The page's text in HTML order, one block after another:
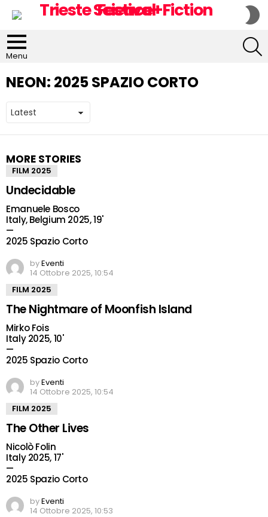
Menu
NEON: 2025 SPAZIO CORTO
MORE STORIES
FILM 2025
Undecidable
Emanuele Bosco
Italy, Belgium 2025, 19'
—
2025 Spazio Corto
byEventi
14 Ottobre 2025, 10:54
FILM 2025
The Nightmare of Moonfish Island
Mirko Fois
Italy 2025, 10'
—
2025 Spazio Corto
byEventi
14 Ottobre 2025, 10:54
FILM 2025
The Other Lives
Nicolò Folin
Italy 2025, 17'
—
2025 Spazio Corto
byEventi
14 Ottobre 2025, 10:53